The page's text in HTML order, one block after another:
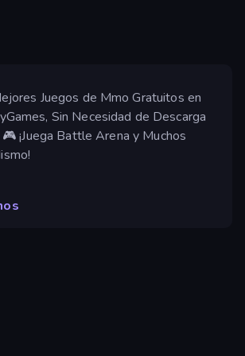
Juegos de Mmo Gratuitos en
Sin Necesidad de Descarga
¡Juega Battle Arena y Muchos